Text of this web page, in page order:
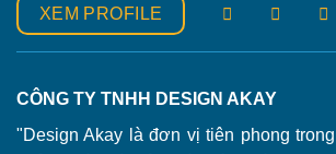
XEM PROFILE
CÔNG TY TNHH DESIGN AKAY
"Design Akay là đơn vị tiên phong